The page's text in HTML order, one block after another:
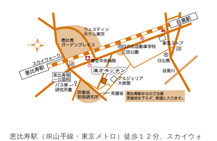
恵比寿駅（JR山手線・東京メトロ）徒歩１２分、スカイウォ